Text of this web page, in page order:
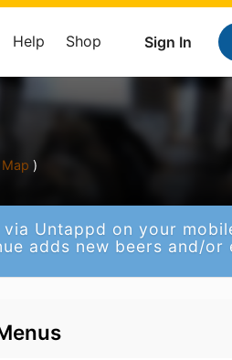
Sign In
Help Shop
Map )
via Untappd on your
adds new beers and/or